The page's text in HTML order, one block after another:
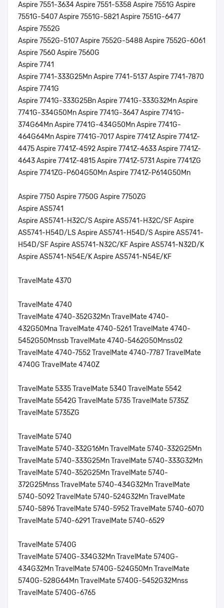
Aspire 7551-3634 Aspire 7551-5358 Aspire 7551G Aspire
7551G-5407 Aspire 7551G-5821 Aspire 7551G-6477
Aspire 7552G
Aspire 7552G-5107 Aspire 7552G-5488 Aspire 7552G-6061
Aspire 7560 Aspire 7560G
Aspire 7741
Aspire 7741-333G25Mn Aspire 7741-5137 Aspire 7741-7870
Aspire 7741G
Aspire 7741G-333G25Bn Aspire 7741G-333G32Mn Aspire
7741G-334G50Mn Aspire 7741G-3647 Aspire 7741G-
374G64Mn Aspire 7741G-434G50Mn Aspire 7741G-
464G64Mn Aspire 7741G-7017 Aspire 7741Z Aspire 7741Z-
4475 Aspire 7741Z-4592 Aspire 7741Z-4633 Aspire 7741Z-
4643 Aspire 7741Z-4815 Aspire 7741Z-5731 Aspire 7741ZG
Aspire 7741ZG-P604G50Mn Aspire 7741Z-P614G50Mn
Aspire 7750 Aspire 7750G Aspire 7750ZG
Aspire AS5741
Aspire AS5741-H32C/S Aspire AS5741-H32C/SF Aspire
AS5741-H54D/LS Aspire AS5741-H54D/S Aspire AS5741-
H54D/SF Aspire AS5741-N32C/KF Aspire AS5741-N32D/K
Aspire AS5741-N54E/K Aspire AS5741-N54E/KF
TravelMate 4370
TravelMate 4740
TravelMate 4740-352G32Mn TravelMate 4740-
432G50Mna TravelMate 4740-5261 TravelMate 4740-
5452G50Mnssb TravelMate 4740-5462G50Mnss02
TravelMate 4740-7552 TravelMate 4740-7787 TravelMate
4740G TravelMate 4740Z
TravelMate 5335 TravelMate 5340 TravelMate 5542
TravelMate 5542G TravelMate 5735 TravelMate 5735Z
TravelMate 5735ZG
TravelMate 5740
TravelMate 5740-332G16Mn TravelMate 5740-332G25Mn
TravelMate 5740-333G25Mn TravelMate 5740-333G32Mn
TravelMate 5740-352G25Mn TravelMate 5740-
372G25Mnss TravelMate 5740-434G32Mn TravelMate
5740-5092 TravelMate 5740-524G32Mn TravelMate
5740-5896 TravelMate 5740-5952 TravelMate 5740-6070
TravelMate 5740-6291 TravelMate 5740-6529
TravelMate 5740G
TravelMate 5740G-334G32Mn TravelMate 5740G-
434G32Mn TravelMate 5740G-524G50Mn TravelMate
5740G-528G64Mn TravelMate 5740G-5452G32Mnss
TravelMate 5740G-6765